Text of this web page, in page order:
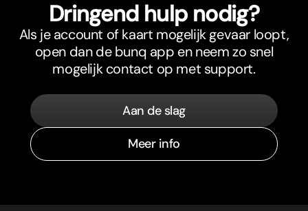
Dringend hulp nodig?
Als je account of kaart mogelijk gevaar loopt,
open dan de bunq app en neem zo snel
mogelijk contact op met support.
Aan de slag
Meer info